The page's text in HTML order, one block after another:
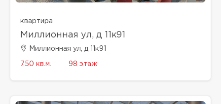
квартира
Миллионная ул, д 11к91
Миллионная ул, д 11к91
750 кв.м. 98 этаж